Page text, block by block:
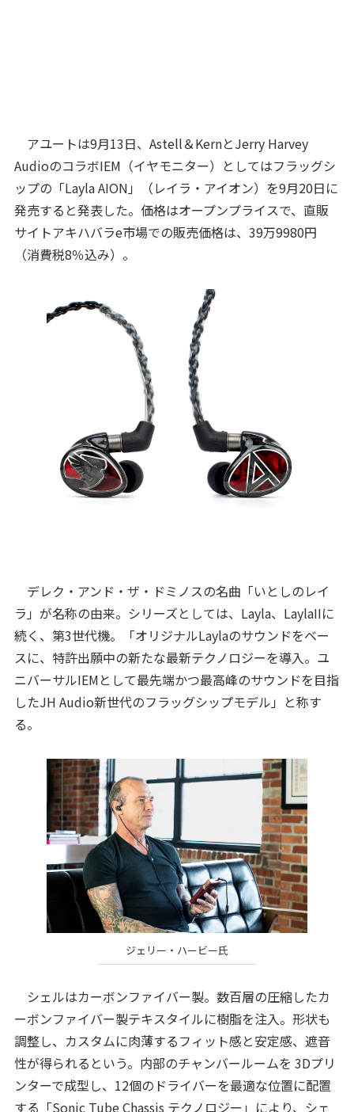
アユートは9月13日、Astell＆KernとJerry Harvey
AudioのコラボIEM（イヤモニター）としてはフラッグシ
ップの「Layla AION」（レイラ・アイオン）を9月20日に
発売すると発表した。価格はオープンプライスで、直販
サイトアキハバラe市場での販売価格は、39万9980円
（消費税8％込み）。
デレク・アンド・ザ・ドミノスの名曲「いとしのレイ
ラ」が名称の由来。シリーズとしては、Layla、LaylaIIに
続く、第3世代機。「オリジナルLaylaのサウンドをベー
スに、特許出願中の新たな最新テクノロジーを導入。ユ
ニバーサルIEMとして最先端かつ最高峰のサウンドを目指
したJH Audio新世代のフラッグシップモデル」と称す
る。
ジェリー・ハービー氏
シェルはカーボンファイバー製。数百層の圧縮したカ
ーボンファイバー製テキスタイルに樹脂を注入。形状も
調整し、カスタムに肉薄するフィット感と安定感、遮音
性が得られるという。内部のチャンバールームを 3Dプリ
ンターで成型し、12個のドライバーを最適な位置に配置
する「Sonic Tube Chassis テクノロジー」により、シェ